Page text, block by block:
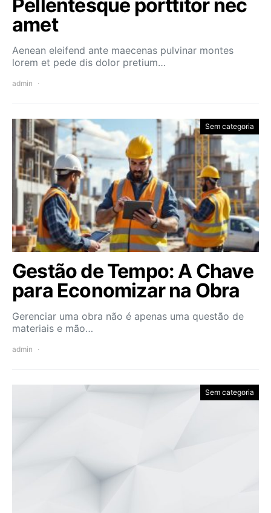
Pellentesque porttitor nec
amet
Aenean eleifend ante maecenas pulvinar montes
lorem et pede dis dolor pretium…
admin
Sem categoria
Gestão de Tempo: A Chave
para Economizar na Obra
Gerenciar uma obra não é apenas uma questão de
materiais e mão…
admin
Sem categoria